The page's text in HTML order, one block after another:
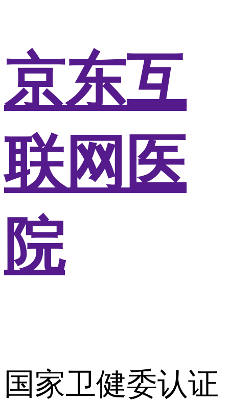
京东互
联网医
院
国家卫健委认证